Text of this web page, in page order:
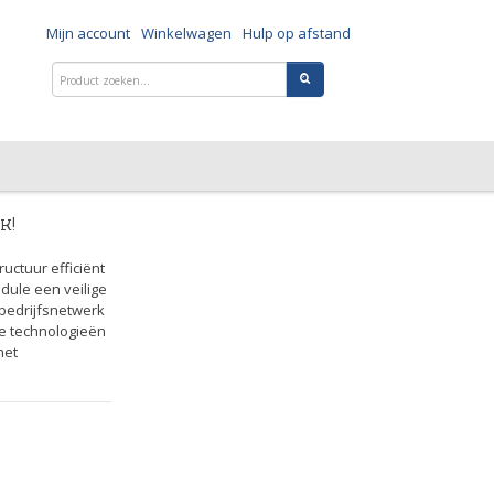
Mijn account Winkelwagen Hulp op afstand
efficiënt
een veilige
technologieën